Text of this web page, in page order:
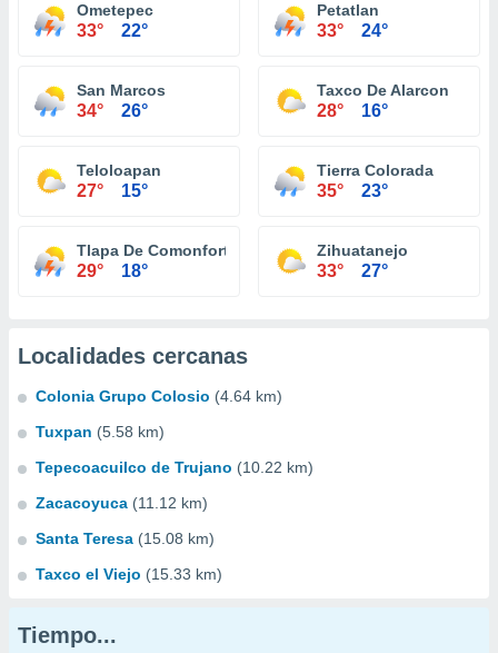
Ometepec
33° 22°
Petatlan
33° 24°
San Marcos
34° 26°
Taxco De Alarcon
28° 16°
Teloloapan
27° 15°
Tierra Colorada
35° 23°
Tlapa De Comonfort
29° 18°
Zihuatanejo
33° 27°
Localidades cercanas
Colonia Grupo Colosio (4.64 km)
Tuxpan (5.58 km)
Tepecoacuilco de Trujano (10.22 km)
Zacacoyuca (11.12 km)
Santa Teresa (15.08 km)
Taxco el Viejo (15.33 km)
Tiempo...